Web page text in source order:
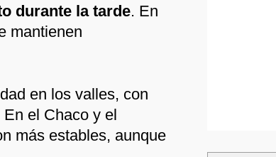
durante la tarde. En
mantienen
en los valles, con
el Chaco y el
más estables, aunque